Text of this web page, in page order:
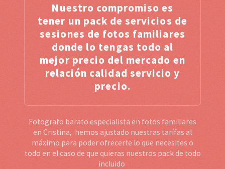
Nuestro compromiso es
tener un pack de servicios de
sesiones de fotos familiares
donde lo tengas todo al
mejor precio del mercado en
relación calidad servicio y
precio.
Fotografo barato especialista en fotos familiares
en Cristina, hemos ajustado nuestras tarífas al
máximo para poder ofrecerte lo que necesites o
todo en el caso de que quieras nuestros pack de todo
incluido